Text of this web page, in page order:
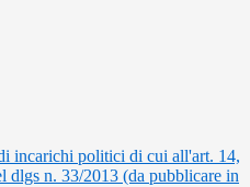
incarichi politici di cui all'art. 14,
dlgs n. 33/2013 (da pubblicare in